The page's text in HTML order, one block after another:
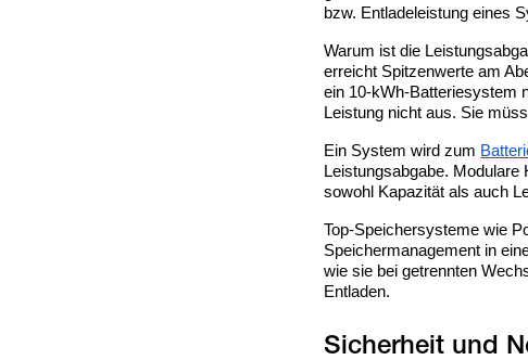
bzw. Entladeleistung eines
Warum ist die
erreicht Spitzenwerte am
ein 10-kWh-Batteriesystem
Leistung nicht aus. Sie
Ein System wird zum
Leistungsabgabe.
sowohl Kapazität als auch
Top-Speichersysteme wie
Speichermanagement in
wie sie bei getrennten
Entladen.
Sicherheit und